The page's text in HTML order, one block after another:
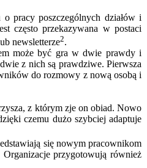
pracy poszczególnych działów i
często przekazywana w postaci
newsletterze2.
może być gra w dwie prawdy i
z nich są prawdziwe. Pierwsza
do rozmowy z nową osobą i
z którym zje on obiad. Nowo
czemu dużo szybciej adaptuje
się nowym pracownikom
przygotowują również